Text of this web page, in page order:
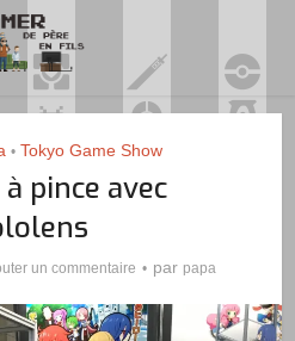
• Tokyo Game Show
pince avec
un commentaire par papa